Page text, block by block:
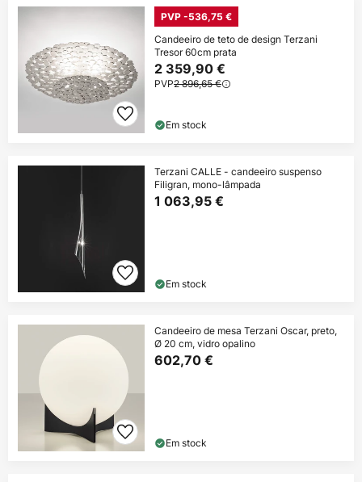
PVP -536,75 €
Candeeiro de teto de design Terzani
Tresor 60cm prata
2 359,90 €
PVP2 896,65 €
Em stock
Terzani CALLE - candeeiro suspenso
Filigran, mono-lâmpada
1 063,95 €
Em stock
Candeeiro de mesa Terzani Oscar, preto,
Ø 20 cm, vidro opalino
602,70 €
Em stock